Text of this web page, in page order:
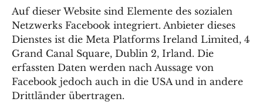
Auf dieser Website sind Elemente des sozialen
Netzwerks Facebook integriert. Anbieter dieses
Dienstes ist die Meta Platforms Ireland Limited, 4
Grand Canal Square, Dublin 2, Irland. Die
erfassten Daten werden nach Aussage von
Facebook jedoch auch in die USA und in andere
Drittländer übertragen.